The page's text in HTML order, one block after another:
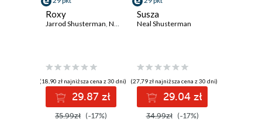
Roxy
Jarrod Shusterman, Neal Shusterman
(18,90 zł najniższa cena z 30 dni)
29.87 zł
35.99zł (-17%)
Susza
Neal Shusterman
(27,79 zł najniższa cena z 30 dni)
29.04 zł
34.99zł (-17%)